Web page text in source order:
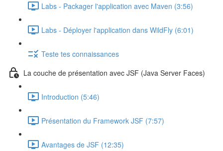
Labs - Packager l'application avec Maven (3:56)
Labs - Déployer l'application dans WildFly (6:01)
Teste tes connaissances
La couche de présentation avec JSF (Java Server Faces)
Introduction (5:46)
Présentation du Framework JSF (7:57)
Avantages de JSF (12:35)